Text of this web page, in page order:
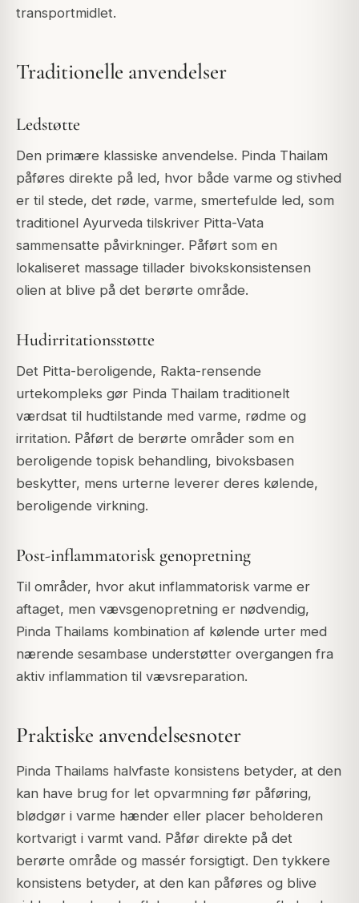
transportmidlet.
Traditionelle anvendelser
Ledstøtte
Den primære klassiske anvendelse. Pinda Thailam
påføres direkte på led, hvor både varme og stivhed
er til stede, det røde, varme, smertefulde led, som
traditionel Ayurveda tilskriver Pitta-Vata
sammensatte påvirkninger. Påført som en
lokaliseret massage tillader bivokskonsistensen
olien at blive på det berørte område.
Hudirritationsstøtte
Det Pitta-beroligende, Rakta-rensende
urtekompleks gør Pinda Thailam traditionelt
værdsat til hudtilstande med varme, rødme og
irritation. Påført de berørte områder som en
beroligende topisk behandling, bivoksbasen
beskytter, mens urterne leverer deres kølende,
beroligende virkning.
Post-inflammatorisk genopretning
Til områder, hvor akut inflammatorisk varme er
aftaget, men vævsgenopretning er nødvendig,
Pinda Thailams kombination af kølende urter med
nærende sesambase understøtter overgangen fra
aktiv inflammation til vævsreparation.
Praktiske anvendelsesnoter
Pinda Thailams halvfaste konsistens betyder, at den
kan have brug for let opvarmning før påføring,
blødgør i varme hænder eller placer beholderen
kortvarigt i varmt vand. Påfør direkte på det
berørte område og massér forsigtigt. Den tykkere
konsistens betyder, at den kan påføres og blive